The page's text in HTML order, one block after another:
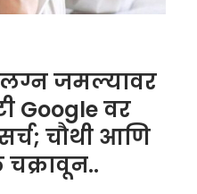
लग्न जमल्यावर
Google वर
चौथी आणि